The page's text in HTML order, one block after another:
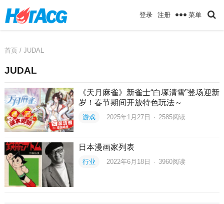
登录 注册 菜单
首页/ JUDAL
JUDAL
《天月麻雀》新雀士“白塚清雪”登场迎新
岁！春节期间开放特色玩法～
游戏 2025年1月27日 · 2585阅读
日本漫画家列表
行业 2022年6月18日 · 3960阅读